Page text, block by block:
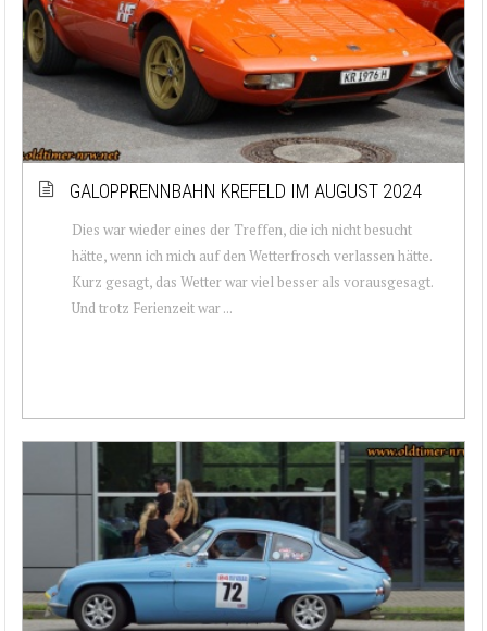
GALOPPRENNBAHN KREFELD IM AUGUST 2024
Dies war wieder eines der Treffen, die ich nicht besucht
hätte, wenn ich mich auf den Wetterfrosch verlassen hätte.
Kurz gesagt, das Wetter war viel besser als vorausgesagt.
Und trotz Ferienzeit war ...